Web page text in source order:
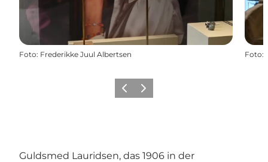
Foto: Frederikke Juul Albertsen Foto:
ZurückWeiter
Guldsmed Lauridsen, das 1906 in der